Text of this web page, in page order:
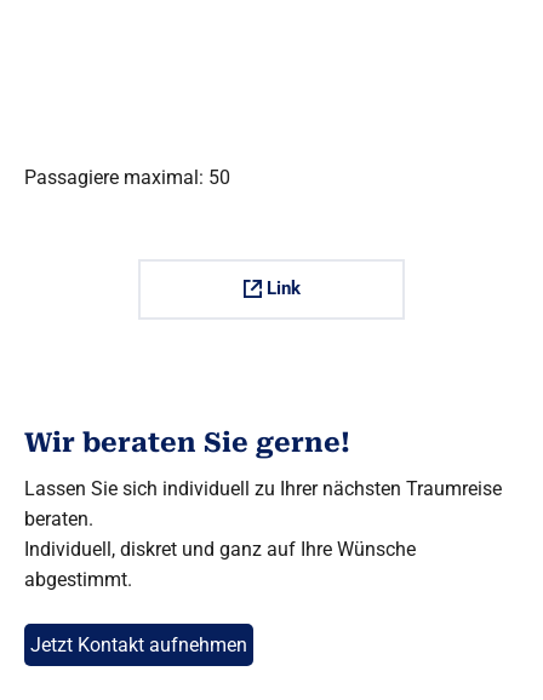
Passagiere maximal: 50
Link
Wir beraten Sie gerne!
Lassen Sie sich individuell zu Ihrer nächsten Traumreise
beraten.
Individuell, diskret und ganz auf Ihre Wünsche
abgestimmt.
Jetzt Kontakt aufnehmen